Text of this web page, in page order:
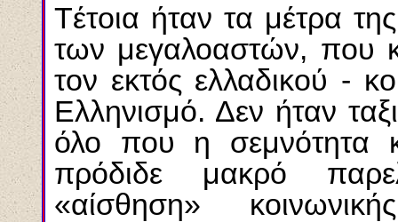
Tέτοια ήταν τα μέτρα
των μεγαλοαστών, που
τον εκτός ελλαδικού -
Eλληνισμό. Δεν ήταν
όλο που η σεμνότητα
πρόδιδε μακρό
«αίσθηση»